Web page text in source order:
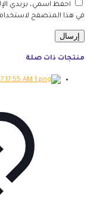
احفظ اسمي، بريدي
في هذا المتصفح
منتجات ذات صلة